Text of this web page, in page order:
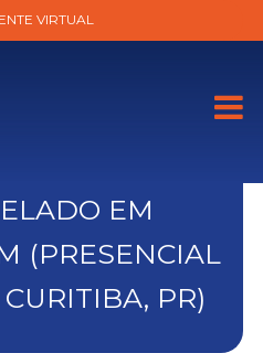
VIRTUAL
EM
(PRESENCIAL
PR)